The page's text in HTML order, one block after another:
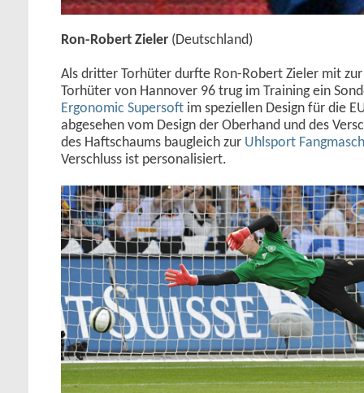
Ron-Robert Zieler (Deutschland)
Als dritter Torhüter durfte Ron-Robert Zieler mit
Torhüter von Hannover 96 trug im Training ein
Ergonomic Supersoft im speziellen Design für die
abgesehen vom Design der Oberhand und des
des Haftschaums baugleich zur Uhlsport
Verschluss ist personalisiert.